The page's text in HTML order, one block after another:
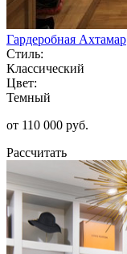
Гардеробная Ахтамар
Стиль:
Классический
Цвет:
Темный
от 110 000 руб.
Рассчитать